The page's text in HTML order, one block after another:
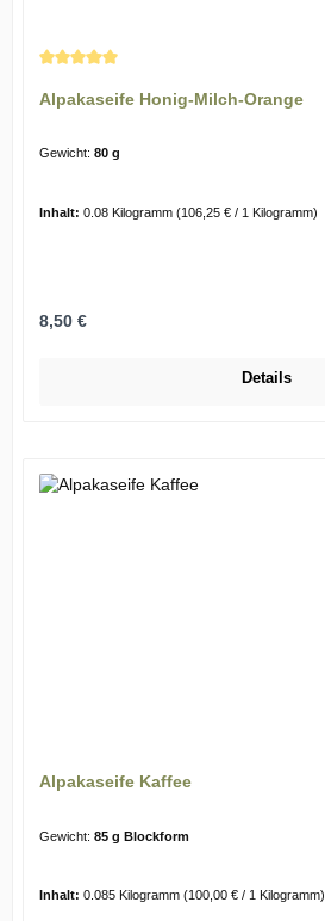
Alpakaseife Honig-Milch-Orange
Gewicht: 80 g
Inhalt: 0.08 Kilogramm (106,25 € / 1 Kilogramm)
Regulärer Preis:
8,50 €
Details
Alpakaseife Kaffee
Gewicht: 85 g Blockform
Inhalt: 0.085 Kilogramm (100,00 € / 1 Kilogramm)